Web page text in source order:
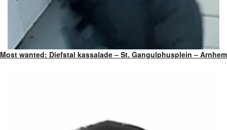
Most wanted: Diefstal kassalade – St. Gangulphusplein – Arnhem